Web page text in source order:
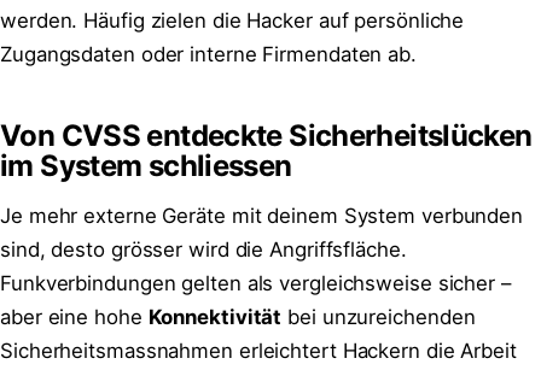
werden. Häufig zielen die Hacker auf persönliche
Zugangsdaten oder interne Firmendaten ab.
Von CVSS entdeckte Sicherheitslücken
im System schliessen
Je mehr externe Geräte mit deinem System verbunden
sind, desto grösser wird die Angriffsfläche.
Funkverbindungen gelten als vergleichsweise sicher –
aber eine hohe Konnektivität bei unzureichenden
Sicherheitsmassnahmen erleichtert Hackern die Arbeit